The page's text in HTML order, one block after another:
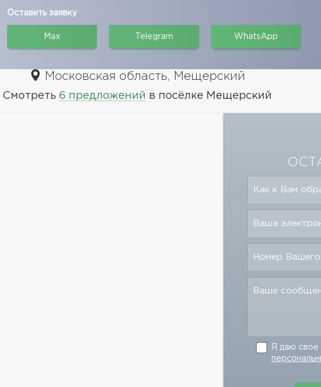
Оставить заявку
Max Telegram WhatsApp
Московская область, Мещерский
Смотреть 6 предложений в посёлке Мещерский
Как к Вам
Ваша
Номер
Ваше
Я даю свое